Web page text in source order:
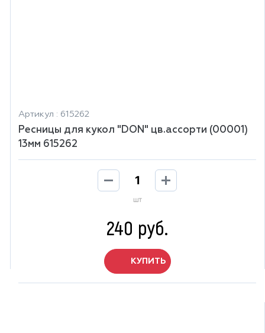
Артикул : 615262
Ресницы для кукол "DON" цв.ассорти (00001)
13мм 615262
шт
240 руб.
КУПИТЬ